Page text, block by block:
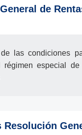
de
de las condiciones
régimen especial de
Resolución